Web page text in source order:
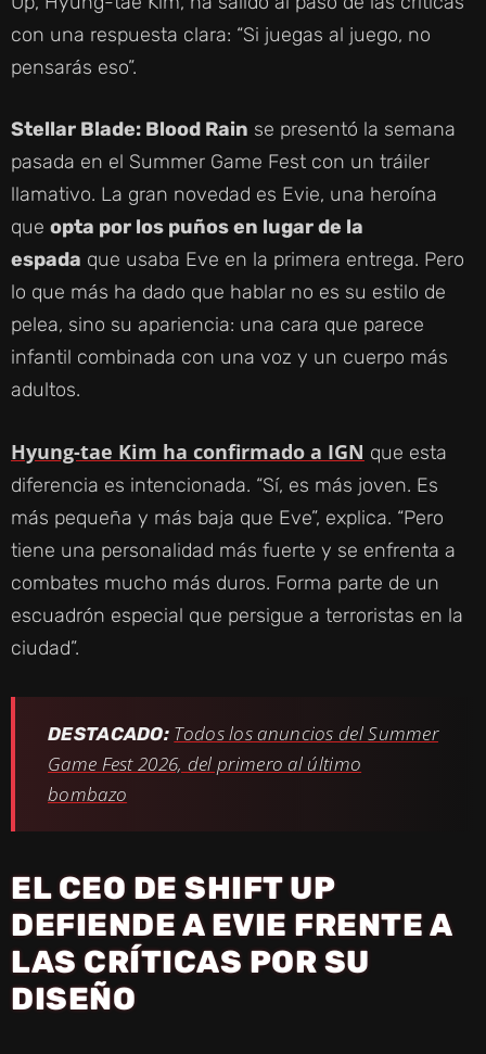
con una respuesta clara: “Si juegas al juego, no
pensarás eso”.
Stellar Blade: Blood Rain se presentó la semana
pasada en el Summer Game Fest con un tráiler
llamativo. La gran novedad es Evie, una heroína
que opta por los puños en lugar de la
espada que usaba Eve en la primera entrega. Pero
lo que más ha dado que hablar no es su estilo de
pelea, sino su apariencia: una cara que parece
infantil combinada con una voz y un cuerpo más
adultos.
Hyung-tae Kim ha confirmado a IGN que esta
diferencia es intencionada. “Sí, es más joven. Es
más pequeña y más baja que Eve”, explica. “Pero
tiene una personalidad más fuerte y se enfrenta a
combates mucho más duros. Forma parte de un
escuadrón especial que persigue a terroristas en la
ciudad”.
DESTACADO: Todos los anuncios del Summer
Game Fest 2026, del primero al último
bombazo
EL CEO DE SHIFT UP
DEFIENDE A EVIE FRENTE A
LAS CRÍTICAS POR SU
DISEÑO